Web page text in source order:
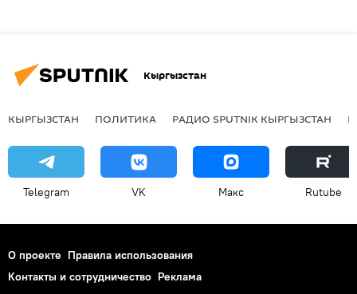
Кыргызстан
КЫРГЫЗСТАН ПОЛИТИКА РАДИО SPUTNIK КЫРГЫЗСТАН
Telegram VK Макс Rutube
О проекте Правила использования
Контакты и сотрудничество Реклама